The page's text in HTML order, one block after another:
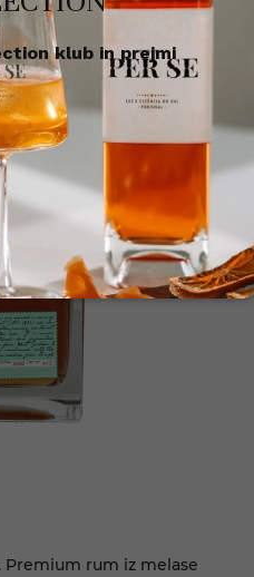
Premium rum iz melase
(18+)
klub in prejmi